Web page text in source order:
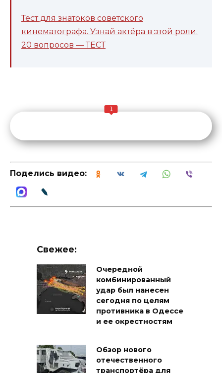
Тест для знатоков советского
кинематографа. Узнай актёра в этой роли.
20 вопросов — ТЕСТ
1
Поделись видео:
Свежее:
Очередной
комбинированный
удар был нанесен
сегодня по целям
противника в Одессе
и ее окрестностям
Обзор нового
отечественного
транспортёра для